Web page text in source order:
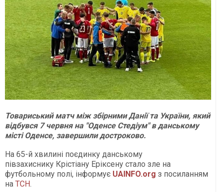
Товариський матч між збірними Данії та України, який
відбувся 7 червня на "Оденсе Стедіум" в данському
місті Оденсе, завершили достроково.
На 65-й хвилині поєдинку данському
півзахиснику Крістіану Еріксену стало зле на
футбольному полі, інформує UAINFO.org з посиланням
на ТСН.